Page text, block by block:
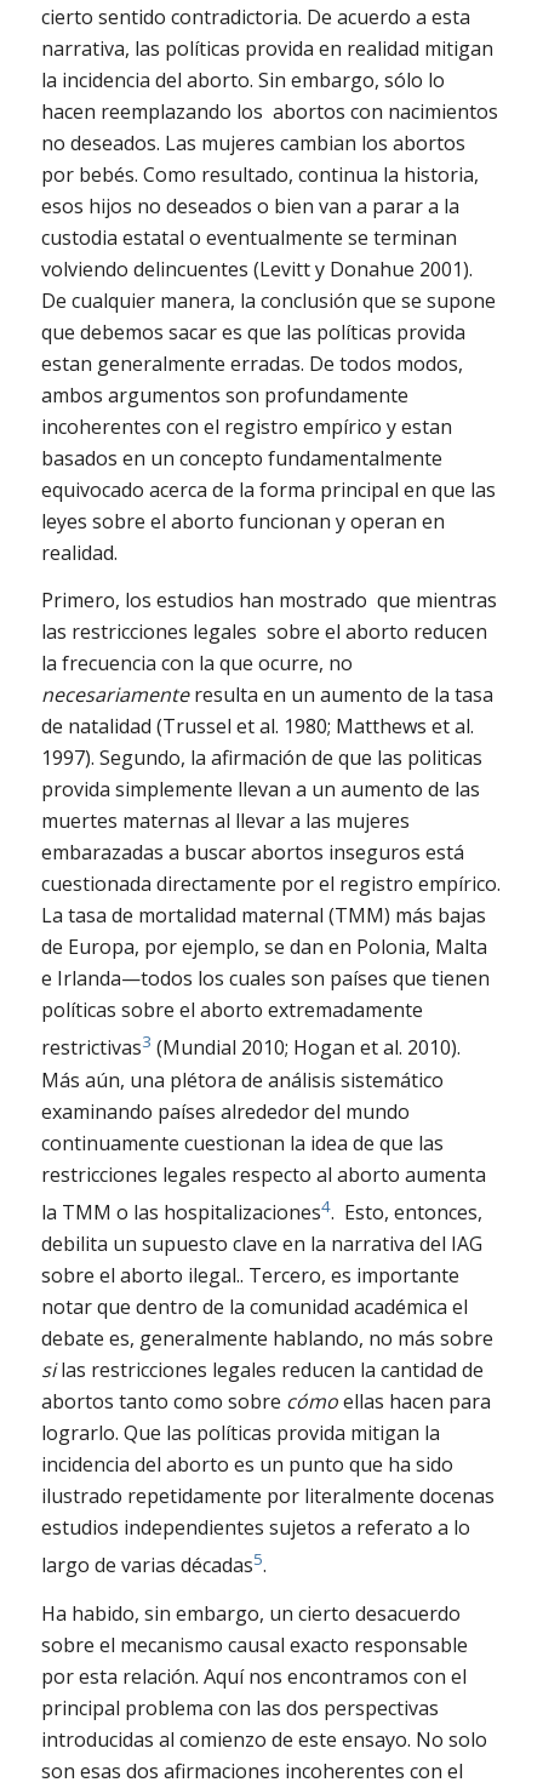
cierto sentido contradictoria. De acuerdo a esta
narrativa, las políticas provida en realidad mitigan
la incidencia del aborto. Sin embargo, sólo lo
hacen reemplazando los abortos con nacimientos
no deseados. Las mujeres cambian los abortos
por bebés. Como resultado, continua la historia,
esos hijos no deseados o bien van a parar a la
custodia estatal o eventualmente se terminan
volviendo delincuentes (Levitt y Donahue 2001).
De cualquier manera, la conclusión que se supone
que debemos sacar es que las políticas provida
estan generalmente erradas. De todos modos,
ambos argumentos son profundamente
incoherentes con el registro empírico y estan
basados en un concepto fundamentalmente
equivocado acerca de la forma principal en que las
leyes sobre el aborto funcionan y operan en
realidad.
Primero, los estudios han mostrado que mientras
las restricciones legales sobre el aborto reducen
la frecuencia con la que ocurre, no
necesariamenteresulta en un aumento de la tasa
de natalidad (Trussel et al. 1980; Matthews et al.
1997). Segundo, la afirmación de que las politicas
provida simplemente llevan a un aumento de las
muertes maternas al llevar a las mujeres
embarazadas a buscar abortos inseguros está
cuestionada directamente por el registro empírico.
La tasa de mortalidad maternal (TMM) más bajas
de Europa, por ejemplo, se dan en Polonia, Malta
e Irlanda—todos los cuales son países que tienen
políticas sobre el aborto extremadamente
restrictivas3 (Mundial 2010; Hogan et al. 2010).
Más aún, una plétora de análisis sistemático
examinando países alrededor del mundo
continuamente cuestionan la idea de que las
restricciones legales respecto al aborto aumenta
la TMM o las hospitalizaciones4. Esto, entonces,
debilita un supuesto clave en la narrativa del IAG
sobre el aborto ilegal.. Tercero, es importante
notar que dentro de la comunidad académica el
debate es, generalmente hablando, no más sobre
silas restricciones legales reducen la cantidad de
abortos tanto como sobre cómoellas hacen para
lograrlo. Que las políticas provida mitigan la
incidencia del aborto es un punto que ha sido
ilustrado repetidamente por literalmente docenas
estudios independientes sujetos a referato a lo
largo de varias décadas5.
Ha habido, sin embargo, un cierto desacuerdo
sobre el mecanismo causal exacto responsable
por esta relación. Aquí nos encontramos con el
principal problema con las dos perspectivas
introducidas al comienzo de este ensayo. No solo
son esas dos afirmaciones incoherentes con el